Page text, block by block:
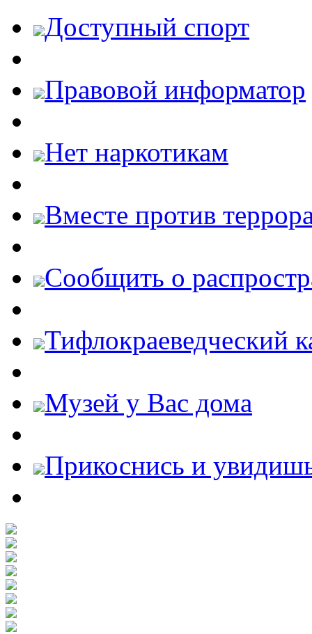
Доступный спорт
Правовой информатор
Нет наркотикам
Вместе против
Cообщить о
Тифлокраеведческий
Музей у Вас дома
Прикоснись и